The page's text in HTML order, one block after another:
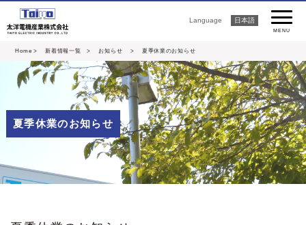
Language 日本語
MENU
Home >新着情報一覧 >お知らせ > 夏季休業のお知らせ
夏季休業のお知らせ